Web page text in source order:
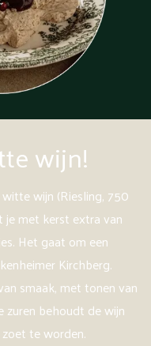
wijn!
wijn (Riesling, 750
je met kerst extra van
Het gaat om een
Kirchberg.
smaak, met tonen van
zuren behoudt de wijn
te worden.